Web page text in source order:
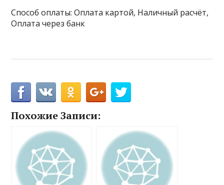
Способ оплаты: Оплата картой, Наличный расчёт,
Оплата через банк
Похожие Записи: